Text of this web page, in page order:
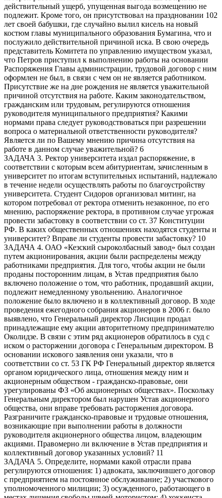
действительный ущерб, упущенная выгода возмещению не
подлежит. Кроме того, он присутствовал на праздновании 102
лет своей бабушки, где случайно вылил кисель на новый
костюм главы муниципального образования Бумагина, что и
послужило действительной причиной иска. В свою очередь
представитель Комитета по управлению имуществом указал,
что Петров приступил к выполнению работы на основании
Распоряжения Главы администрации, трудовой договор с ним
оформлен не был, в связи с чем он не является работником.
Присутствие же на дне рождения не является уважительной
причиной отсутствия на работе. Каким законодательством,
гражданским или трудовым, регулируются отношения
руководителя муниципального предприятия? Какими
нормами права следует руководствоваться при разрешении
вопроса о материальной ответственности руководителя?
Является ли по Вашему мнению причина отсутствия на
работе в данном случае уважительной? 6
ЗАДАЧА 3. Ректор университета издал распоряжение, в
соответствии с которым всем абитуриентам, зачисленным в
университет по итогам вступительных испытаний, надлежало
в течение недели осуществлять работы по благоустройству
университета. Студент Сидоров организовал митинг, на
котором потребовал от ректора отменить незаконное, по его
мнению, распоряжение ректора, в противном случае угрожая
провести забастовку в соответствии со ст. 37 Конституции
РФ. В каких общественных отношениях находятся студенты и
университет? Вправе ли студенты провести забастовку? 10
ЗАДАЧА 4. ОАО «Кезский сыроколбасный завод» был создан
путем акционирования, акции были распределены между
работниками предприятия. Для того, чтобы акции не были
проданы посторонним лицам, в Устав предприятия было
включено положение о том, что работник, продавший акции,
подлежит немедленному увольнению. Аналогичное
положение было включено и в коллективный договор. В ходе
проведения ежегодного собрания акционеров в 2006 г. было
выявлено, что Генеральный директор Лисицин продал
принадлежащие ему акции авторитетному предпринимателю
Околидзе. В связи с этим ряд акционеров обратилось в суд с
иском о расторжении договора с Генеральным директором. В
основании искового заявления они указали, что в
соответствии со ст. 53 ГК РФ Генеральный директор является
органом юридического лица, отношения между ним и
акционерным обществом - гражданско-правовые, они
урегулированы ФЗ «Об акционерных обществах». Поскольку
Генеральным директором был нарушен Устав акционерного
общества, они вправе требовать расторжения договора.
Разграничите гражданско-правовые и трудовые отношения,
возникающие при выполнении работы в должности
руководителя акционерного общества лицом, владеющим
акциями. Правомерно ли включение в Устав предприятия и
коллективный договор указанных условий? 11
ЗАДАЧА 5. Определите, нормами какой отрасли права
регулируются отношения: 1) адвоката, заключившего договор
с предприятием на постоянное обслуживание; 2) участкового
уполномоченного милиции; 3) осужденного, работающего в